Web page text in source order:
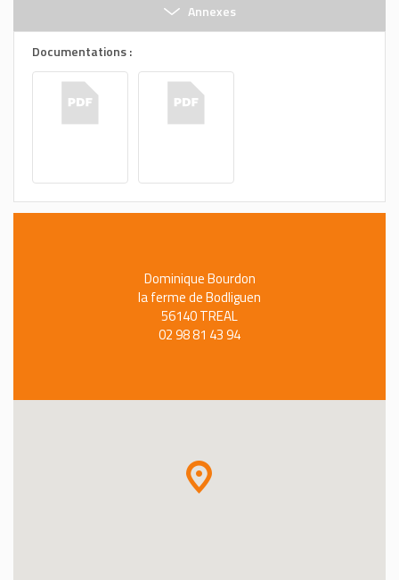
Annexes
Documentations :
Dominique Bourdon
la ferme de Bodliguen
56140 TREAL
02 98 81 43 94